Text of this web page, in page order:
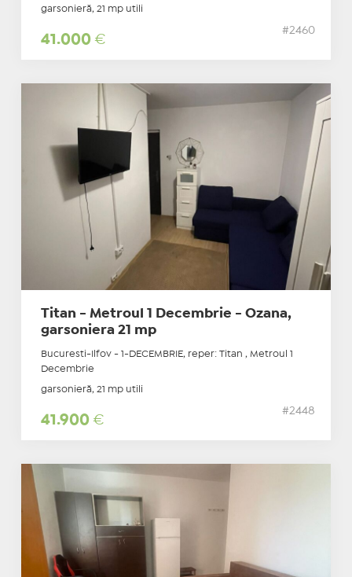
garsonieră, 21 mp utili
41.000 €
#2460
Titan - Metroul 1 Decembrie - Ozana,
garsoniera 21 mp
Bucuresti-Ilfov - 1-DECEMBRIE, reper: Titan , Metroul 1
Decembrie
garsonieră, 21 mp utili
41.900 €
#2448